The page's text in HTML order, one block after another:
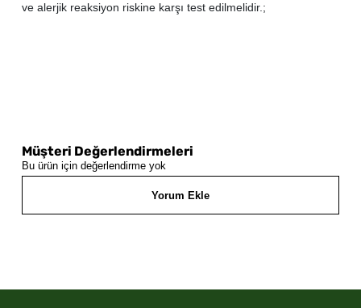
ve alerjik reaksiyon riskine karşı test edilmelidir.;
Müşteri Değerlendirmeleri
Bu ürün için değerlendirme yok
Yorum Ekle